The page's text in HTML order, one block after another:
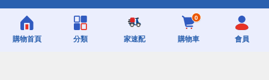
購物首頁 分類 家速配
0
購物車 會員